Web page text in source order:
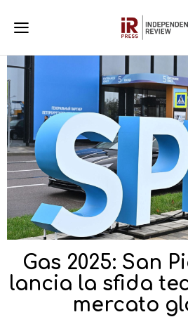
Gas 2025: San
lancia la sfida
mercato